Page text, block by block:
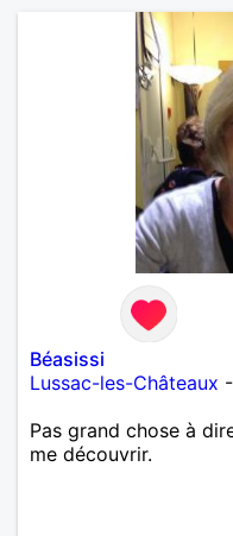
Béasissi
Lussac-les-Châteaux -
Pas grand chose à
me découvrir.